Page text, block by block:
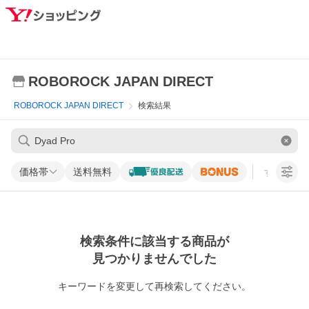
ROBOROCK JAPAN DIRECT
ROBOROCK JAPAN DIRECT 検索結果
価格帯 送料無料 すべての条
検索条件に該当する商品が
見つかりませんでした
キーワードを変更して再検索してください。